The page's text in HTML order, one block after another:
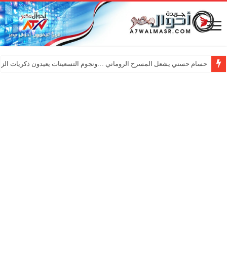
حسام حسني يشعل المسرح الروماني …ونجوم التسعينات يعيدون ذكريات